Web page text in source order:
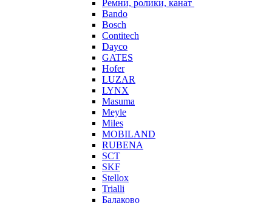
Ремни, ролики, канат
Bando
Bosch
Contitech
Dayco
GATES
Hofer
LUZAR
LYNX
Masuma
Meyle
Miles
MOBILAND
RUBENA
SCT
SKF
Stellox
Trialli
Балаково